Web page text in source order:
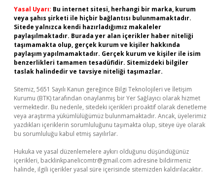
Yasal Uyarı: Bu internet sitesi, herhangi bir marka, kurum
veya şahıs şirketi ile hiçbir bağlantısı bulunmamaktadır.
Sitede yalnızca kendi hazırladığımız makaleler
paylaşılmaktadır. Burada yer alan içerikler haber niteliği
taşımamakta olup, gerçek kurum ve kişiler hakkında
paylaşım yapılmamaktadır. Gerçek kurum ve kişiler ile isim
benzerlikleri tamamen tesadüfidir. Sitemizdeki bilgiler
taslak halindedir ve tavsiye niteliği taşımazlar.
Sitemiz, 5651 Sayılı Kanun gereğince Bilgi Teknolojileri ve İletişim
Kurumu (BTK) tarafından onaylanmış bir Yer Sağlayıcı olarak hizmet
vermektedir. Bu nedenle, sitedeki içerikleri proaktif olarak denetleme
veya araştırma yükümlülüğümüz bulunmamaktadır. Ancak, üyelerimiz
yazdıkları içeriklerin sorumluluğunu taşımakta olup, siteye üye olarak
bu sorumluluğu kabul etmiş sayılırlar.
Hukuka ve yasal düzenlemelere aykırı olduğunu düşündüğünüz
içerikleri, backlinkpanelicomtr@gmail.com adresine bildirmeniz
halinde, ilgili içerikler yasal süre içerisinde sitemizden kaldırılacaktır.